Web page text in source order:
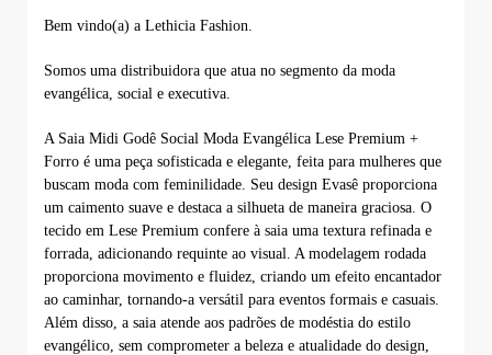
Bem vindo(a) a Lethicia Fashion.
Somos uma distribuidora que atua no segmento da moda
evangélica, social e executiva.
A Saia Midi Godê Social Moda Evangélica Lese Premium +
Forro é uma peça sofisticada e elegante, feita para mulheres que
buscam moda com feminilidade. Seu design Evasê proporciona
um caimento suave e destaca a silhueta de maneira graciosa. O
tecido em Lese Premium confere à saia uma textura refinada e
forrada, adicionando requinte ao visual. A modelagem rodada
proporciona movimento e fluidez, criando um efeito encantador
ao caminhar, tornando-a versátil para eventos formais e casuais.
Além disso, a saia atende aos padrões de modéstia do estilo
evangélico, sem comprometer a beleza e atualidade do design,